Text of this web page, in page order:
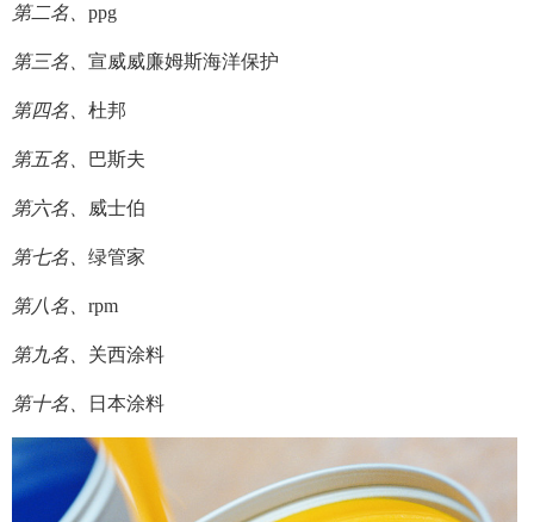
第二名、 ppg
第三名、 宣威威廉姆斯海洋保护
第四名、 杜邦
第五名、 巴斯夫
第六名、 威士伯
第七名、 绿管家
第八名、 rpm
第九名、 关西涂料
第十名、 日本涂料